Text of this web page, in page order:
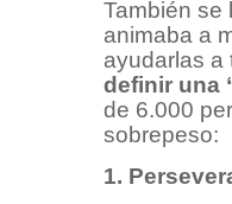
También se
animaba a
ayudarlas a
definir una
de 6.000
sobrepeso:
1.